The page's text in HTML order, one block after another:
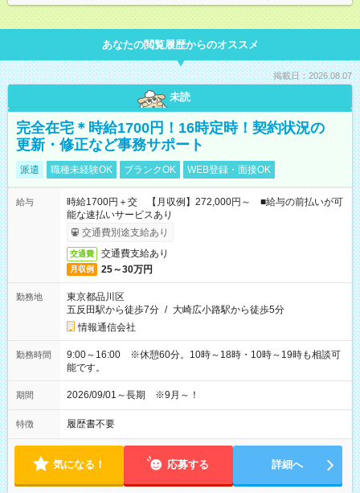
あなたの閲覧履歴からのオススメ
掲載日：2026.08.07
未読
完全在宅＊時給1700円！16時定時！契約状況の
更新・修正など事務サポート
派遣 職種未経験OK ブランクOK WEB登録・面接OK
給与
時給1700円＋交 【月収例】272,000円～ ■給与の前払いが可
能な速払いサービスあり
交通費別途支給あり
交通費 交通費支給あり
月収例 25～30万円
勤務地
東京都品川区
五反田駅から徒歩7分 / 大崎広小路駅から徒歩5分
情報通信会社
勤務時間
9:00～16:00 ※休憩60分。10時～18時・10時～19時も相談可
能です。
期間 2026/09/01～長期 ※9月～！
特徴 履歴書不要
気になる！ 応募する 詳細へ